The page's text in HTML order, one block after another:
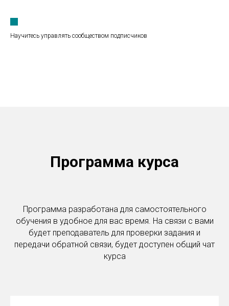
Научитесь управлять сообществом подписчиков
Программа курса
Программа разработана для самостоятельного
обучения в удобное для вас время. На связи с вами
будет преподаватель для проверки задания и
передачи обратной связи, будет доступен общий чат
курса